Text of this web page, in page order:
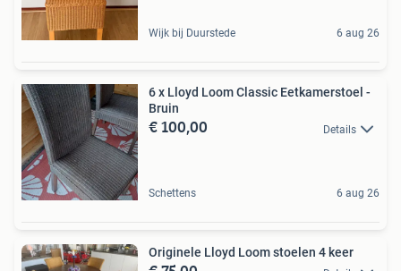
Wijk bij Duurstede 6 aug 26
6 x Lloyd Loom Classic Eetkamerstoel -
Bruin
€ 100,00 Details
Schettens 6 aug 26
Originele Lloyd Loom stoelen 4 keer